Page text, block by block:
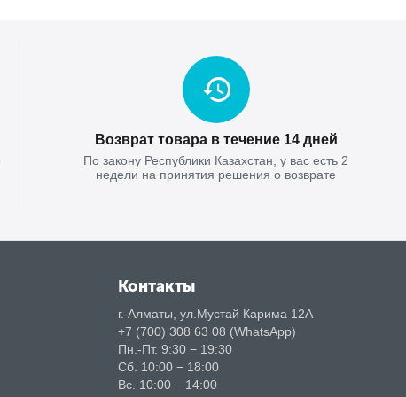
Возврат товара в течение 14 дней
По закону Республики Казахстан, у вас есть 2
недели на принятия решения о возврате
Контакты
г. Алматы, ул.Мустай Карима 12А
+7 (700) 308 63 08 (WhatsApp)
Пн.-Пт. 9:30 − 19:30
Сб. 10:00 − 18:00
Вс. 10:00 − 14:00